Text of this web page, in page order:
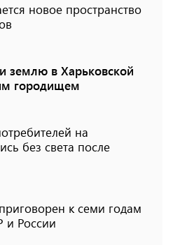
новое пространство
землю в Харьковской
городищем
на
без света после
к семи годам
и России